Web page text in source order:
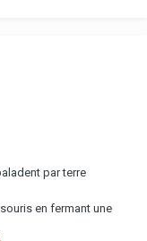
par terre
en fermant une